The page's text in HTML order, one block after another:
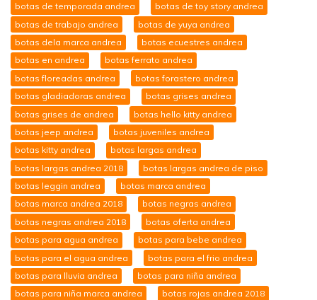
botas de temporada andrea
botas de toy story andrea
botas de trabajo andrea
botas de yuya andrea
botas dela marca andrea
botas ecuestres andrea
botas en andrea
botas ferrato andrea
botas floreadas andrea
botas forastero andrea
botas gladiadoras andrea
botas grises andrea
botas grises de andrea
botas hello kitty andrea
botas jeep andrea
botas juveniles andrea
botas kitty andrea
botas largas andrea
botas largas andrea 2018
botas largas andrea de piso
botas leggin andrea
botas marca andrea
botas marca andrea 2018
botas negras andrea
botas negras andrea 2018
botas oferta andrea
botas para agua andrea
botas para bebe andrea
botas para el agua andrea
botas para el frio andrea
botas para lluvia andrea
botas para niña andrea
botas para niña marca andrea
botas rojas andrea 2018